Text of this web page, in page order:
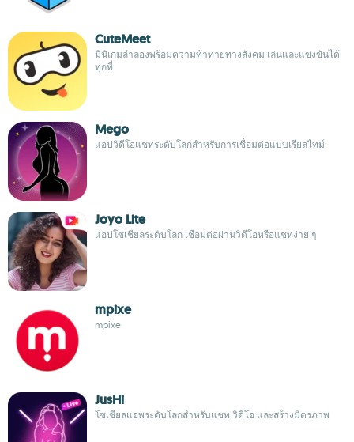
CuteMeet
มินิเกมลำลองพร้อมความท้าทายทางสังคม เล่นและแข่งขันได้
ทุกที่
Mego
แอปวิดีโอแชทระดับโลกสำหรับการเชื่อมต่อแบบเรียลไทม์
Joyo Lite
แอปโซเชียลระดับโลก เชื่อมต่อผ่านวิดีโอหรือแชทง่าย ๆ
mpixe
mpixe
JusHi
โซเชียลแอพระดับโลกสำหรับแชท วิดีโอ และสร้างมิตรภาพ